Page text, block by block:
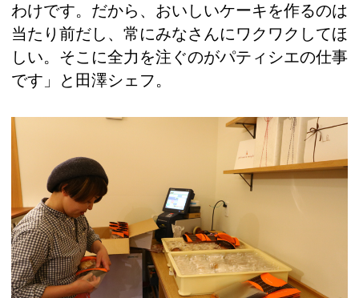
わけです。だから、おいしいケーキを作るのは
当たり前だし、常にみなさんにワクワクしてほ
しい。そこに全力を注ぐのがパティシエの仕事
です」と田澤シェフ。